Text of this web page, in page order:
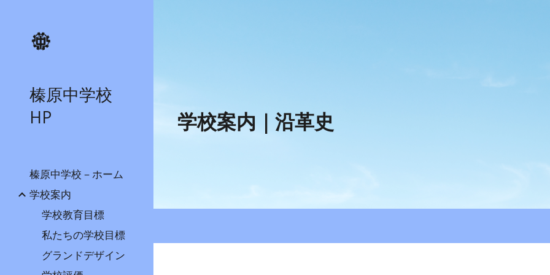
榛原中学校
HP
榛原中学校－ホーム
学校案内
学校教育目標
私たちの学校目標
グランドデザイン
学校案内 ｜ 沿革史